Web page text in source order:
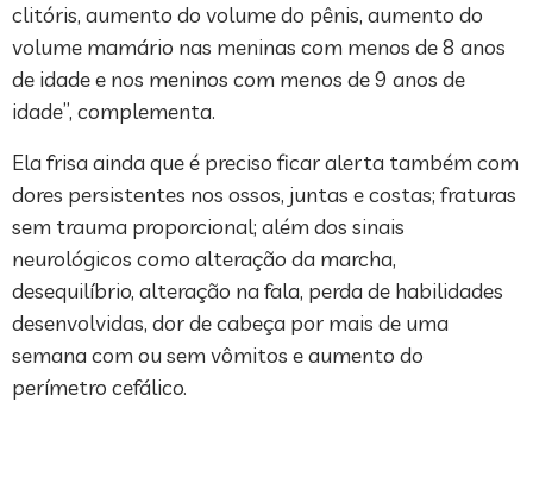
clitóris, aumento do volume do pênis, aumento do
volume mamário nas meninas com menos de 8 anos
de idade e nos meninos com menos de 9 anos de
idade”, complementa.
Ela frisa ainda que é preciso ficar alerta também com
dores persistentes nos ossos, juntas e costas; fraturas
sem trauma proporcional; além dos sinais
neurológicos como alteração da marcha,
desequilíbrio, alteração na fala, perda de habilidades
desenvolvidas, dor de cabeça por mais de uma
semana com ou sem vômitos e aumento do
perímetro cefálico.